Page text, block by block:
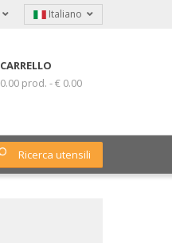
Italiano
CARRELLO
0.00 prod. - € 0.00
Ricerca utensili